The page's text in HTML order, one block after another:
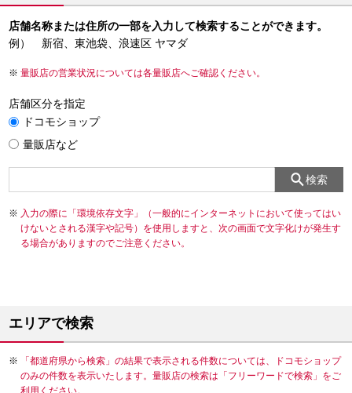
店舗名称または住所の一部を入力して検索することができます。
例） 新宿、東池袋、浪速区 ヤマダ
量販店の営業状況については各量販店へご確認ください。
店舗区分を指定
ドコモショップ
量販店など
検索
入力の際に「環境依存文字」（一般的にインターネットにおいて使ってはい
けないとされる漢字や記号）を使用しますと、次の画面で文字化けが発生す
る場合がありますのでご注意ください。
エリアで検索
「都道府県から検索」の結果で表示される件数については、ドコモショップ
のみの件数を表示いたします。量販店の検索は「フリーワードで検索」をご
利用ください。